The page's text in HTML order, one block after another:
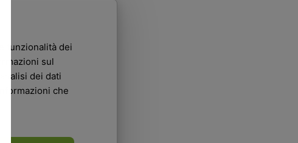
funzionalità dei
sul
dei dati
che